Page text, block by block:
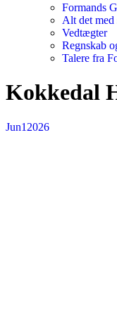
Formands
Alt det med
Vedtægter
Regnskab
Talere fra
Kokkedal
Jun1 2026